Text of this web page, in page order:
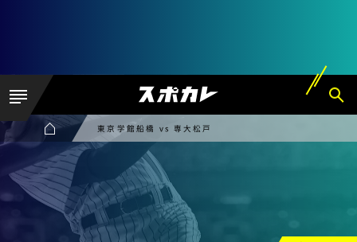
東京学館船橋 vs 専大松戸